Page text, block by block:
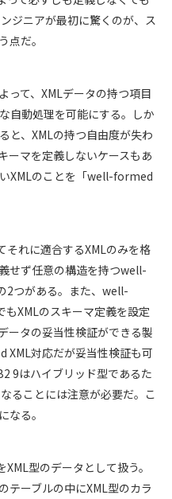
ジニアが最初に驚くのが、ス
点だ。
って、XMLデータの持つ項目
自動処理を可能にする。しか
と、XMLの持つ自由度が失わ
ーマを定義しないケースもあ
XMLのことを「well-formed
それに適合するXMLのみを格
せず任意の構造を持つwell-
2つがある。また、well-
XMLのスキーマ定義を設定
ータの妥当性検証ができる製
対応だが妥当性検証も可
9はハイブリッド型であるた
ることには注意が必要だ。こ
なる。
型のデータとして扱う。
テーブルの中にXML型のカラ